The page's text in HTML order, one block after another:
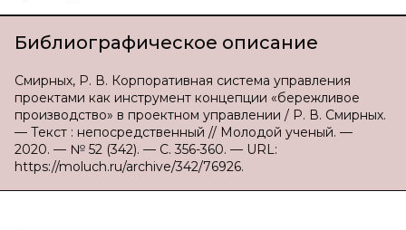
Библиографическое описание
Смирных, Р. В. Корпоративная система управления
проектами как инструмент концепции «бережливое
производство» в проектном управлении / Р. В. Смирных.
— Текст : непосредственный // Молодой ученый. —
2020. — № 52 (342). — С. 356-360. — URL:
https://moluch.ru/archive/342/76926.